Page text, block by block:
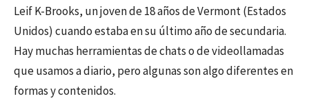
Leif K-Brooks, un joven de 18 años de Vermont (Estados
Unidos) cuando estaba en su último año de secundaria.
Hay muchas herramientas de chats o de videollamadas
que usamos a diario, pero algunas son algo diferentes en
formas y contenidos.